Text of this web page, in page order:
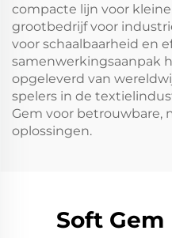
compacte lijn voor
grootbedrijf voor
voor schaalbaarheid en
samenwerkingsaanpak
opgeleverd van
spelers in de
Gem voor betrouwbare,
oplossingen.
Soft Gem